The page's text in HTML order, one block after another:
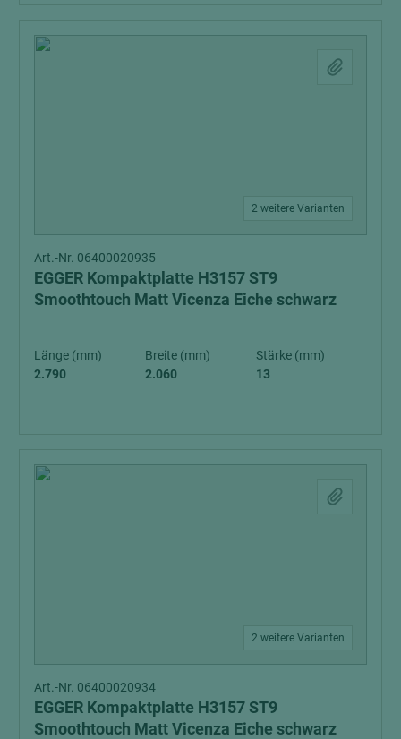
2 weitere Varianten
Art.-Nr. 06400020935
EGGER Kompaktplatte H3157 ST9
Smoothtouch Matt Vicenza Eiche schwarz
Länge (mm)
2.790
Breite (mm)
2.060
Stärke (mm)
13
2 weitere Varianten
Art.-Nr. 06400020934
EGGER Kompaktplatte H3157 ST9
Smoothtouch Matt Vicenza Eiche schwarz